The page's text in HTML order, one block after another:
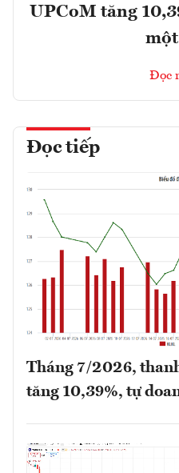
UPCoM tăng
Đọc
Đọc tiếp
Tháng 7/2026,
tăng 10,39%, tự